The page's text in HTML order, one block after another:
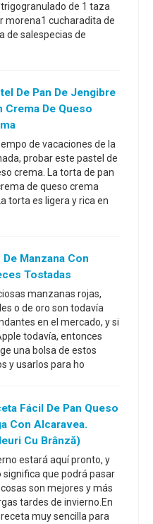
de 1 taza
morena1 cucharadita de
de salespecias de
De Pan De Jengibre
Crema De Queso
de vacaciones de la
probar este pastel de
crema. La torta de pan
de queso crema
torta es ligera y rica en
De Manzana Con
Tostadas
manzanas rojas,
o de oro son todavía
en el mercado, y si
todavía, entonces
una bolsa de estos
y usarlos para ho
Fácil De Pan Queso
Con Alcaravea.
Cu Brânză)
estará aquí pronto, y
significa que podrá pasar
son mejores y más
tardes de invierno.En
muy sencilla para